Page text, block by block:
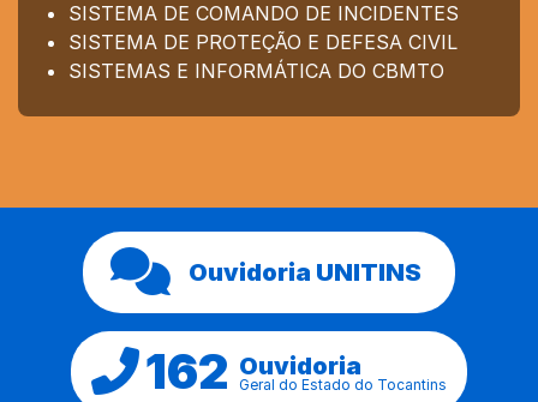
SISTEMA DE COMANDO DE INCIDENTES
SISTEMA DE PROTEÇÃO E DEFESA CIVIL
SISTEMAS E INFORMÁTICA DO CBMTO
Ouvidoria UNITINS
162 Ouvidoria
Geral do Estado do Tocantins